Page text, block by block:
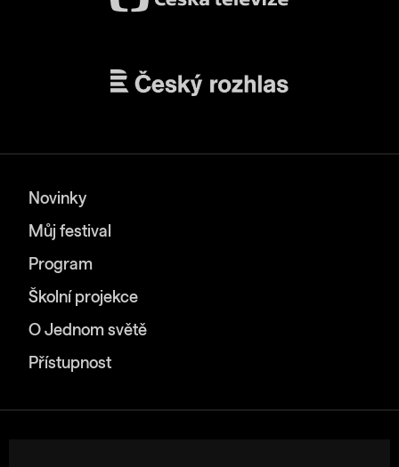
Novinky
Můj festival
Program
Školní projekce
O Jednom světě
Přístupnost